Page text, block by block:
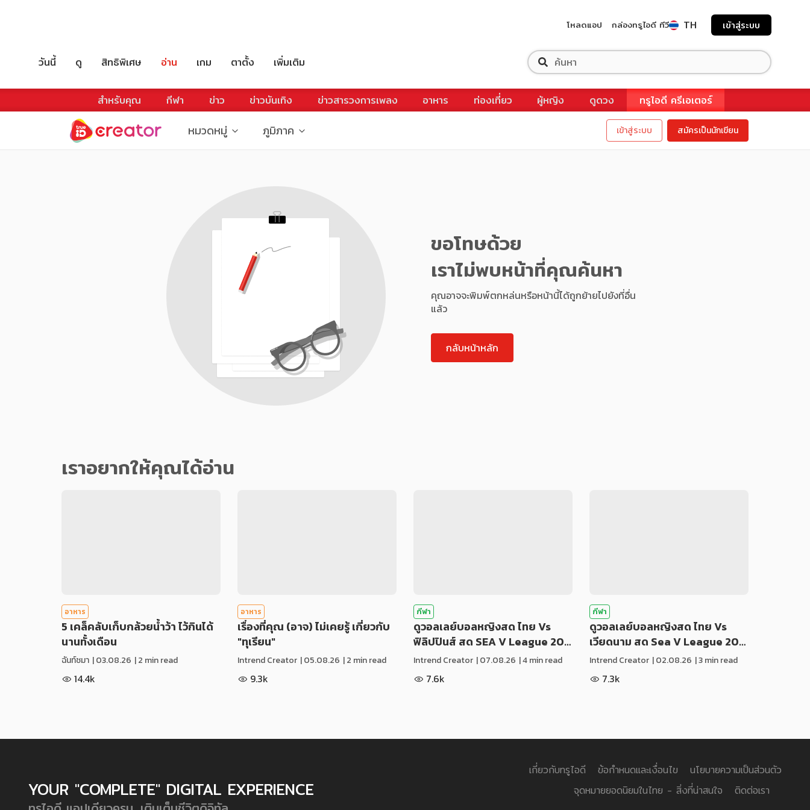
โหลดแอป กล่องทรูไอดี ทีวี TH เข้าสู่ระบบ
วันนี้ ดู สิทธิพิเศษ อ่าน เกม ตาตั้ง เพิ่มเติม
สำหรับคุณ กีฬา ข่าว ข่าวบันเทิง ข่าวสารวงการเพลง อาหาร ท่องเที่ยว ผู้หญิง ดูดวง ทรูไอดี ครีเอเตอร์
หมวดหมู่ ภูมิภาค เข้าสู่ระบบ สมัครเป็นนักเขียน
ขอโทษด้วย
เราไม่พบหน้าที่คุณค้นหา
คุณอาจจะพิมพ์ตกหล่นหรือหน้านี้ได้ถูกย้ายไปยังที่อื่น
แล้ว
กลับหน้าหลัก
เราอยากให้คุณได้อ่าน
อาหาร
5 เคล็คลับเก็บกล้วยน้ำว้า ไว้กินได้
นานทั้งเดือน
ฉันท์ชมา |03.08.26 | 2 min read
14.4k
อาหาร
เรื่องที่คุณ (อาจ) ไม่เคยรู้ เกี่ยวกับ
"ทุเรียน"
Intrend Creator |05.08.26 | 2 min read
9.3k
กีฬา
ดูวอลเลย์บอลหญิงสด ไทย Vs
ฟิลิปปินส์ สด SEA V League 20…
Intrend Creator |07.08.26 | 4 min read
7.6k
กีฬา
ดูวอลเลย์บอลหญิงสด ไทย Vs
เวียดนาม สด Sea V League 20…
Intrend Creator |02.08.26 | 3 min read
7.3k
YOUR "COMPLETE" DIGITAL EXPERIENCE
เกี่ยวกับทรูไอดี ข้อกำหนดและเงื่อนไข
นโยบายความเป็นส่วนตัว
จุดหมายยอดนิยมในไทย - สิ่งที่น่าสนใจ
ติดต่อเรา